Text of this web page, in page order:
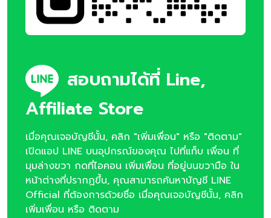
สอบถามได้ที่ Line,
Affiliate Store
เมื่อคุณเจอบัญชีนั้น, คลิก "เพิ่มเพื่อน" หรือ "ติดตาม"
เปิดแอป LINE บนอุปกรณ์ของคุณ ไปที่แท็บ เพื่อน ที่
มุมล่างขวา กดที่ไอคอน เพิ่มเพื่อน ที่อยู่บนขวามือ ใน
หน้าต่างที่ปรากฏขึ้น, คุณสามารถค้นหาบัญชี LINE
Official ที่ต้องการด้วยชื่อ เมื่อคุณเจอบัญชีนั้น, คลิก
เพิ่มเพื่อน หรือ ติดตาม